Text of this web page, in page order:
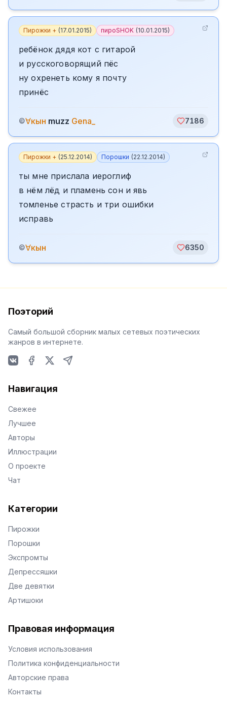
Пирожки + (17.01.2015) пироSHOK (10.01.2015)
ребёнок дядя кот с гитарой
и русскоговорящий пёс
ну охренеть кому я почту
принёс
©∀кын muzz Gena_ 7186
Пирожки + (25.12.2014) Порошки (22.12.2014)
ты мне прислала иероглиф
в нём лёд и пламень сон и явь
томленье страсть и три ошибки
исправь
©∀кын 6350
Поэторий
Самый большой сборник малых сетевых поэтических
жанров в интернете.
Навигация
Свежее
Лучшее
Авторы
Иллюстрации
О проекте
Чат
Категории
Пирожки
Порошки
Экспромты
Депрессяшки
Две девятки
Артишоки
Правовая информация
Условия использования
Политика конфиденциальности
Авторские права
Контакты